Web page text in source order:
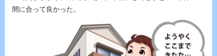
間に合って良かった。